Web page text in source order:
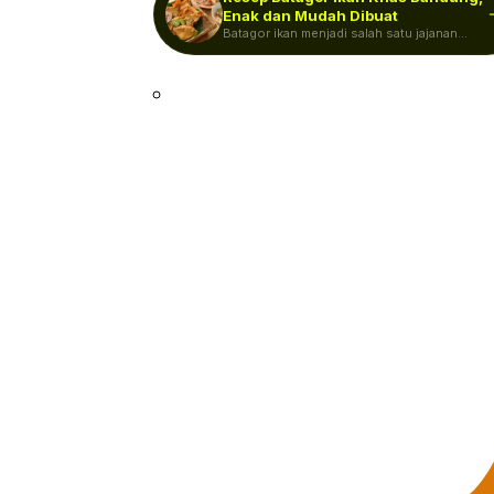
Enak dan Mudah Dibuat
Batagor ikan menjadi salah satu jajanan